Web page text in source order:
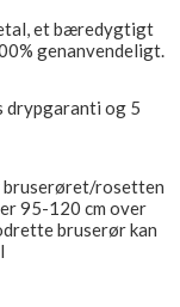
et bæredygtigt
genanvendeligt.
drypgaranti og 5
​​bruserøret/rosetten
95-120 cm over
bruserør kan